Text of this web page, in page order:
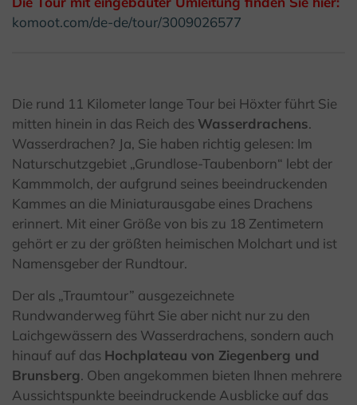
komoot.com/de-de/tour/3009026577
Die rund 11 Kilometer lange Tour bei Höxter führt Sie
mitten hinein in das Reich des Wasserdrachens.
Wasserdrachen? Ja, Sie haben richtig gelesen: Im
Naturschutzgebiet „Grundlose-Taubenborn“ lebt der
Kammmolch, der aufgrund seines beeindruckenden
Kammes an die Miniaturausgabe eines Drachens
erinnert. Mit einer Größe von bis zu 18 Zentimetern
gehört er zu der größten heimischen Molchart und ist
Namensgeber der Rundtour.
Der als „Traumtour” ausgezeichnete
Rundwanderweg führt Sie aber nicht nur zu den
Laichgewässern des Wasserdrachens, sondern auch
hinauf auf das Hochplateau von Ziegenberg und
Brunsberg. Oben angekommen bieten Ihnen mehrere
Aussichtspunkte beeindruckende Ausblicke auf das